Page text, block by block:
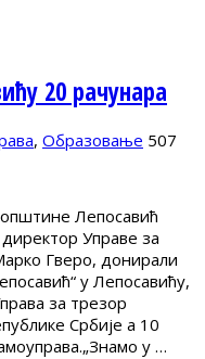
20 рачунара
, Образовање 507
Лепосавић
Управе за
Гверо, донирали
у Лепосавићу,
за трезор
Србије а 10
у …